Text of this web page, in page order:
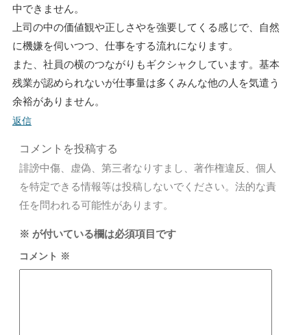
中できません。
上司の中の価値観や正しさやを強要してくる感じで、自然
に機嫌を伺いつつ、仕事をする流れになります。
また、社員の横のつながりもギクシャクしています。基本
残業が認められないが仕事量は多くみんな他の人を気遣う
余裕がありません。
返信
コメントを投稿する
誹謗中傷、虚偽、第三者なりすまし、著作権違反、個人
を特定できる情報等は投稿しないでください。法的な責
任を問われる可能性があります。
※ が付いている欄は必須項目です
コメント ※